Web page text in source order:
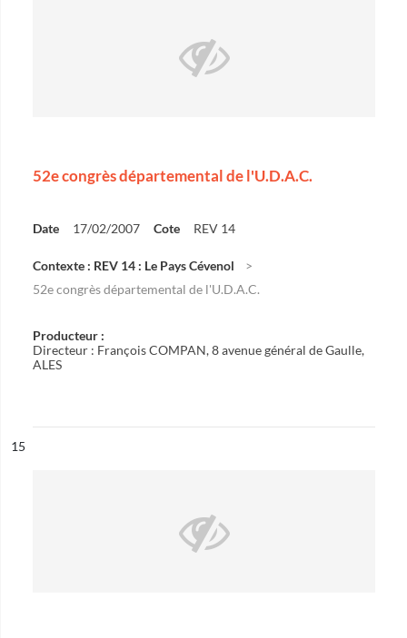
52e congrès départemental de l'U.D.A.C.
Date 17/02/2007 Cote REV 14
Contexte : REV 14 : Le Pays Cévenol
52e congrès départemental de l'U.D.A.C.
Producteur :
Directeur : François COMPAN, 8 avenue général de Gaulle,
ALES
n°
15